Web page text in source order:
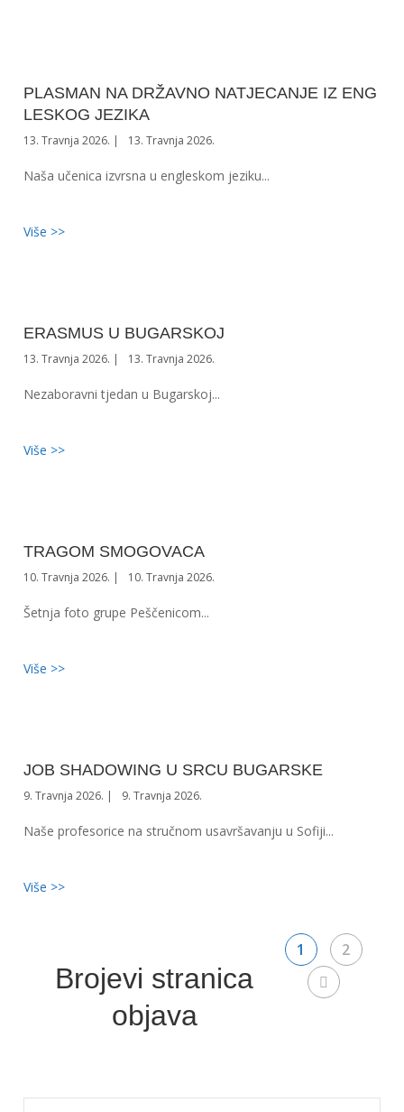
PLASMAN NA DRŽAVNO NATJECANJE IZ ENG
LESKOG JEZIKA
13. Travnja 2026. 13. Travnja 2026.
Naša učenica izvrsna u engleskom jeziku...
Više >>
ERASMUS U BUGARSKOJ
13. Travnja 2026. 13. Travnja 2026.
Nezaboravni tjedan u Bugarskoj...
Više >>
TRAGOM SMOGOVACA
10. Travnja 2026. 10. Travnja 2026.
Šetnja foto grupe Peščenicom...
Više >>
JOB SHADOWING U SRCU BUGARSKE
9. Travnja 2026. 9. Travnja 2026.
Naše profesorice na stručnom usavršavanju u Sofiji...
Više >>
Brojevi stranica
objava
1 2